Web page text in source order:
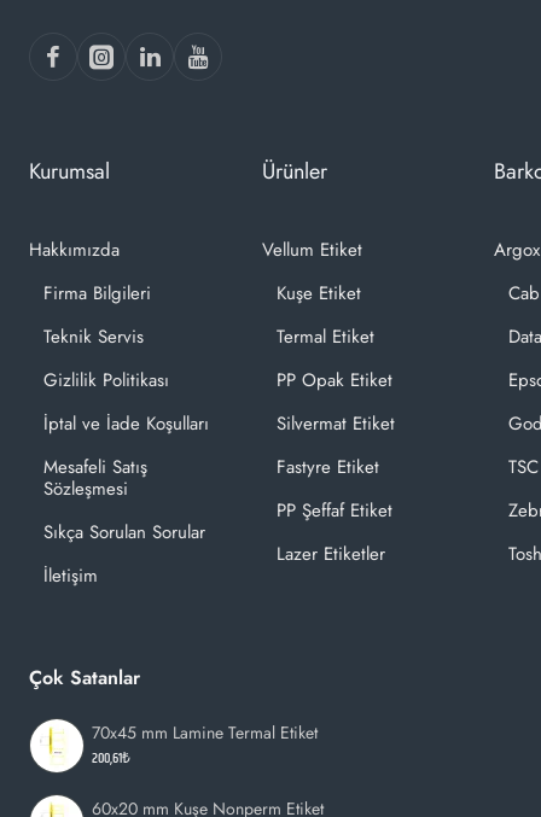
Kurumsal
Hakkımızda
Firma Bilgileri
Teknik Servis
Gizlilik Politikası
İptal ve İade Koşulları
Mesafeli Satış
Sözleşmesi
Sıkça Sorulan Sorular
İletişim
Ürünler
Vellum Etiket
Kuşe Etiket
Termal Etiket
PP Opak Etiket
Silvermat Etiket
Fastyre Etiket
PP Şeffaf Etiket
Lazer Etiketler
Çok Satanlar
70x45 mm Lamine Termal Etiket
200,61₺
60x20 mm Kuşe Nonperm Etiket